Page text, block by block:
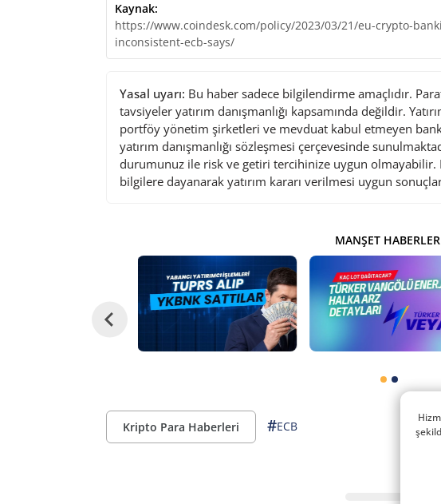
Kaynak:
https://www.coindesk.com/policy/2023/03/21/eu-crypto-
inconsistent-ecb-says/
Yasal uyarı: Bu haber sadece bilgilendirme amaçlıdır.
tavsiyeler yatırım danışmanlığı kapsamında değildir.
portföy yönetim şirketleri ve mevduat kabul etmeyen
yatırım danışmanlığı sözleşmesi çerçevesinde
durumunuz ile risk ve getiri tercihinize uygun olmayabilir.
bilgilere dayanarak yatırım kararı verilmesi uygun
MANŞET
Kripto Para Haberleri #ECB